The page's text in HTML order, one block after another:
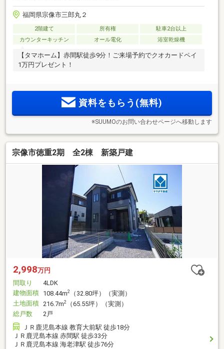
福岡県宗像市三郎丸２
2階建て 所有権
駐車2台以上
カウンターキッチン
オール電化 浴室乾燥機
【タマホーム】赤間駅徒歩9分！ご来場予約でクオカードペイ
1万円プレゼント！
資料をもらう(無料)
※SUUMOのお問い合わせページへ移動します
宗像市徳重2期 全2棟 新築戸建
2,998万円
間取り
4LDK
建物面積 108.44m2
（32.80坪）（実測）
土地面積 216.7m2
（65.55坪）（実測）
総戸数
2戸
ＪＲ鹿児島本線 教育大前駅 徒歩18分
ＪＲ鹿児島本線 赤間駅 徒歩33分
ＪＲ鹿児島本線 海老津駅 徒歩76分